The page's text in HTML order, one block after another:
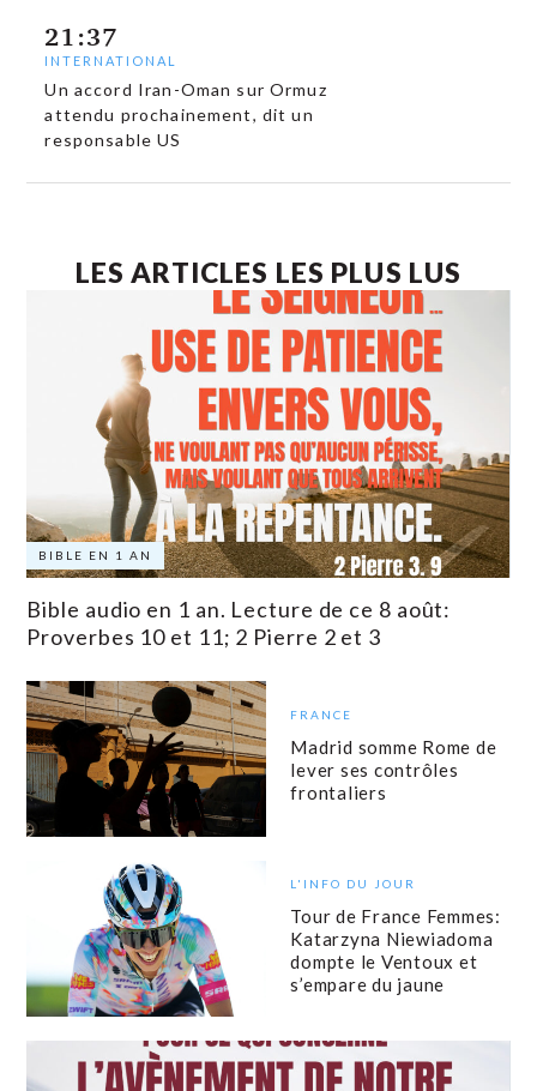
21:37
INTERNATIONAL
Un accord Iran-Oman sur Ormuz
attendu prochainement, dit un
responsable US
LES ARTICLES LES PLUS LUS
BIBLE EN 1 AN
Bible audio en 1 an. Lecture de ce 8 août:
Proverbes 10 et 11; 2 Pierre 2 et 3
FRANCE
Madrid somme Rome de
lever ses contrôles
frontaliers
L'INFO DU JOUR
Tour de France Femmes:
Katarzyna Niewiadoma
dompte le Ventoux et
s’empare du jaune